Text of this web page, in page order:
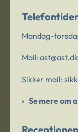
Telefontider
Mandag-
Mail: ast@ast.dk
Sikker mail:
Se mere om